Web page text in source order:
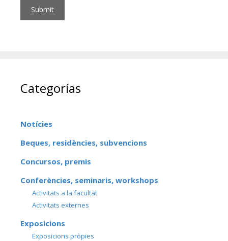
Categorías
Notícies
Beques, residències, subvencions
Concursos, premis
Conferències, seminaris, workshops
Activitats a la facultat
Activitats externes
Exposicions
Exposicions pròpies